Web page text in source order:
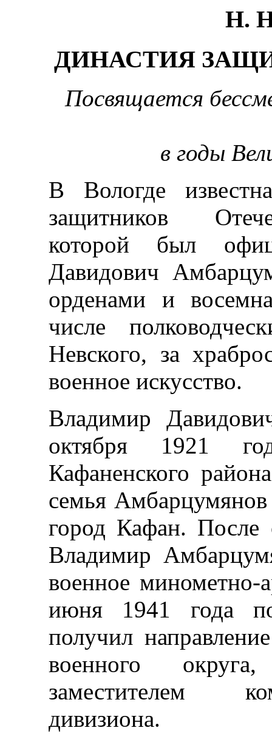
Н.
ДИНАСТИЯ
Посвящается
в годы
В Вологде
защитников
которой был
Давидович
орденами и
числе
Невского, за
военное искусство.
Владимир
октября 1921
Кафаненского
семья Амбарцумянов
город Кафан. После
Владимир
военное минометно-
июня 1941 года
получил
военного
заместителем
дивизиона.